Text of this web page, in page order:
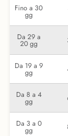
Fino a 30
gg
Da 29 a
20 gg
Da 19 a 9
gg
Da 8 a 4
gg
Da 3 a 0
gg